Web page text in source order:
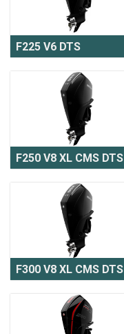
F225 V6 DTS
F250 V8 XL CMS DTS
F300 V8 XL CMS DTS